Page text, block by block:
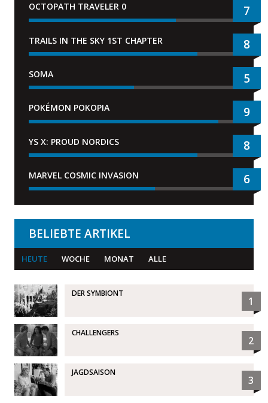
OCTOPATH TRAVELER 0 7
TRAILS IN THE SKY 1ST CHAPTER 8
SOMA 5
POKÉMON POKOPIA 9
YS X: PROUD NORDICS 8
MARVEL COSMIC INVASION 6
BELIEBTE ARTIKEL
HEUTE WOCHE MONAT ALLE
DER SYMBIONT
1
CHALLENGERS
2
JAGDSAISON
3